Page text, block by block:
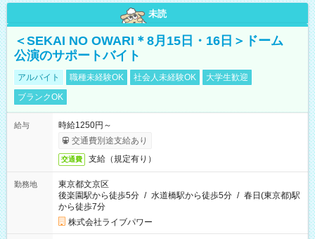
未読
＜SEKAI NO OWARI＊8月15日・16日＞ドーム
公演のサポートバイト
アルバイト 職種未経験OK 社会人未経験OK
大学生歓迎
ブランクOK
給与
時給1250円～
交通費別途支給あり
交通費 支給（規定有り）
勤務地
東京都文京区
後楽園駅から徒歩5分 / 水道橋駅から徒歩5分 / 春日(東京都)駅
から徒歩7分
株式会社ライブパワー